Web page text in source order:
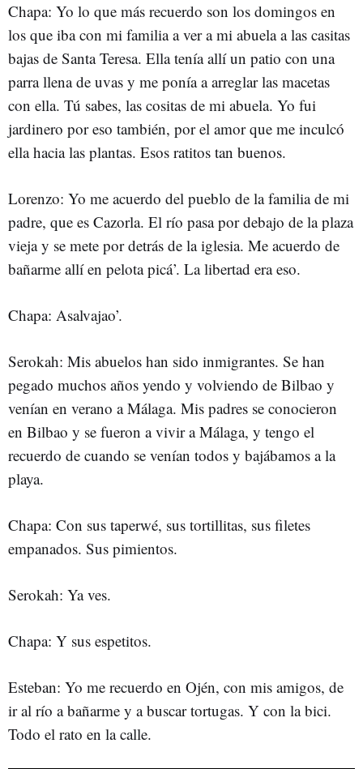
Chapa: Yo lo que más recuerdo son los domingos en
los que iba con mi familia a ver a mi abuela a las casitas
bajas de Santa Teresa. Ella tenía allí un patio con una
parra llena de uvas y me ponía a arreglar las macetas
con ella. Tú sabes, las cositas de mi abuela. Yo fui
jardinero por eso también, por el amor que me inculcó
ella hacia las plantas. Esos ratitos tan buenos.
Lorenzo: Yo me acuerdo del pueblo de la familia de mi
padre, que es Cazorla. El río pasa por debajo de la plaza
vieja y se mete por detrás de la iglesia. Me acuerdo de
bañarme allí en pelota picá’. La libertad era eso.
Chapa: Asalvajao’.
Serokah: Mis abuelos han sido inmigrantes. Se han
pegado muchos años yendo y volviendo de Bilbao y
venían en verano a Málaga. Mis padres se conocieron
en Bilbao y se fueron a vivir a Málaga, y tengo el
recuerdo de cuando se venían todos y bajábamos a la
playa.
Chapa: Con sus taperwé, sus tortillitas, sus filetes
empanados. Sus pimientos.
Serokah: Ya ves.
Chapa: Y sus espetitos.
Esteban: Yo me recuerdo en Ojén, con mis amigos, de
ir al río a bañarme y a buscar tortugas. Y con la bici.
Todo el rato en la calle.